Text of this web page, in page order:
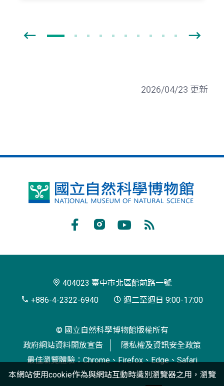
2026/04/23 更新
國
博
閱
404023 臺中市北區館前路一號
+886-4-2322-6940
週二至週日 9:00-17:00
© 國立自然科學博物館版權所有
政府網站資料開放宣告
隱私權及資訊安全政策
最佳瀏覽體驗：Chrome、Firefox、Edge、Safari
本網站使用cookie作為與網站互動時識別瀏覽器之用，瀏覽